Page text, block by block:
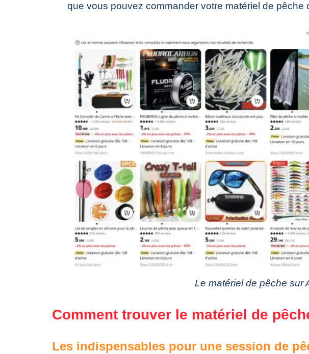
que vous pouvez commander votre matériel de pêche
Le matériel de pêche sur
Comment trouver le matériel de
Les indispensables pour une session de